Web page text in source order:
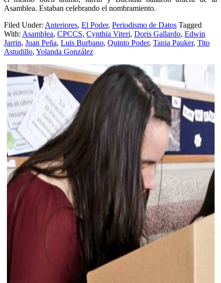
Asamblea. Estaban celebrando el nombramiento.
Filed Under: Anteriores, El Poder, Periodismo de Datos Tagged
With: Asamblea, CPCCS, Cynthia Viteri, Doris Gallardo, Edwin
Jarrin, Juan Peña, Luis Burbano, Quinto Poder, Tania Pauker, Tito
Astudillo, Yolanda González